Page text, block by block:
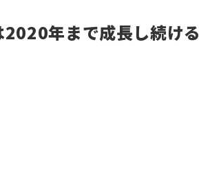
年まで成長し続ける